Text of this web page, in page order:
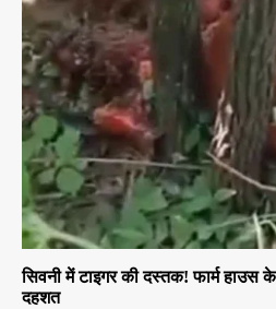
सिवनी में टाइगर की दस्तक! फार्म हाउस
दहशत